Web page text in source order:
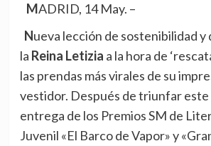
MADRID, 14 May. –
Nueva lección de sostenibilidad y de maestría de
la Reina Letizia a la hora de
las prendas más virales de su
vestidor. Después detriunfar este
entrega de los Premios SM de
Juvenil «El Barco de Vapor» y